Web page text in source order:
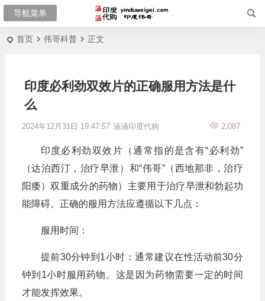
首页 伟哥科普 正文
印度必利劲双效片的正确服用方法是什
么
2024年12月31日 19:47:57 涵涵印度代购 2,087
印度必利劲双效片（通常指的是含有“必利劲”
（达泊西汀，治疗早泄）和“伟哥”（西地那非，治疗
阳痿）双重成分的药物）主要用于治疗早泄和勃起功
能障碍。正确的服用方法应遵循以下几点：
服用时间：
提前30分钟到1小时：通常建议在性活动前30分
钟到1小时服用药物。这是因为药物需要一定的时间
才能发挥效果。